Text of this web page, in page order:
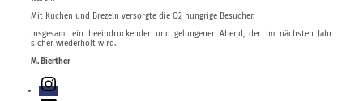
Mit Kuchen und Brezeln versorgte die Q2 hungrige Besucher.
Insgesamt ein beeindruckender und gelungener Abend, der im nächsten Jahr
sicher wiederholt wird.
M. Bierther
Instagram